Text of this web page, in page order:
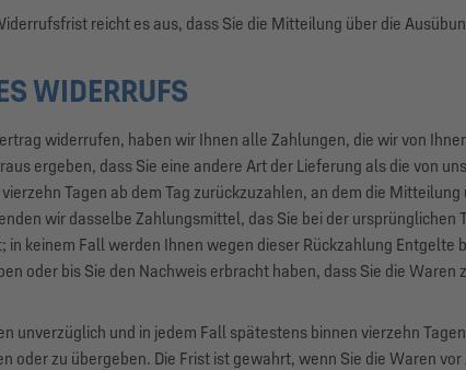
reicht es aus, dass Sie die Mitteilung über die
WIDERRUFS
widerrufen, haben wir Ihnen alle Zahlungen, die wir von
ergeben, dass Sie eine andere Art der Lieferung als die von
Tagen ab dem Tag zurückzuzahlen, an dem die
wir dasselbe Zahlungsmittel, das Sie bei der
in keinem Fall werden Ihnen wegen dieser Rückzahlung
oder bis Sie den Nachweis erbracht haben, dass Sie die
unverzüglich und in jedem Fall spätestens binnen vierzehn
oder zu übergeben. Die Frist ist gewahrt, wenn Sie die Waren